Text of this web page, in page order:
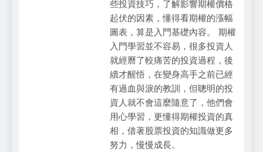
些投資技巧，了解影響期權價格
起伏的因素，懂得看期權的漲幅
圖表，算是入門基礎內容。 期權
入門學習並不容易，很多投資人
就經曆了較痛苦的投資過程，後
續才醒悟，在變身高手之前已經
有過血與淚的教訓，但聰明的投
資人就不會這麼隨意了，他們會
用心學習，更懂得期權投資的真
相，借著股票投資的知識做更多
努力，慢慢成長。